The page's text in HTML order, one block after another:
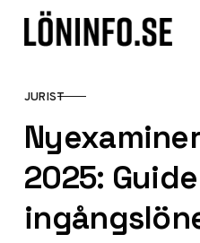
Hoppa till innehåll
KATEGORI
JURIST
2025: